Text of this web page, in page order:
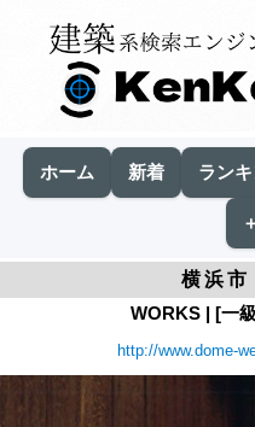
ホーム 新着 ラン
横浜
WORKS | [一
http://www.dome-